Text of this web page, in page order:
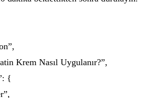
Krem Nasıl Uygulanır?”,
{